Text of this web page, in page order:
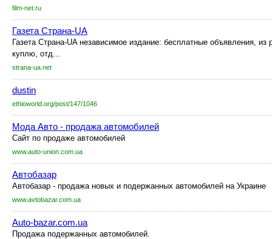
film-net.ru
Газета Страна-UA
Газета Страна-UA независимое издание: бесплатные объявления, из
куплю, отд...
strana-ua.net
dustin
ethioworld.org/post/147/1046
Мода Авто - продажа автомобилей
Сайт по продаже автомобилей
www.auto-union.com.ua
Автобазар
Автобазар - продажа новых и подержанных автомобилей на Украине
www.avtobazar.com.ua
Auto-bazar.com.ua
Продажа подержанных автомобилей.